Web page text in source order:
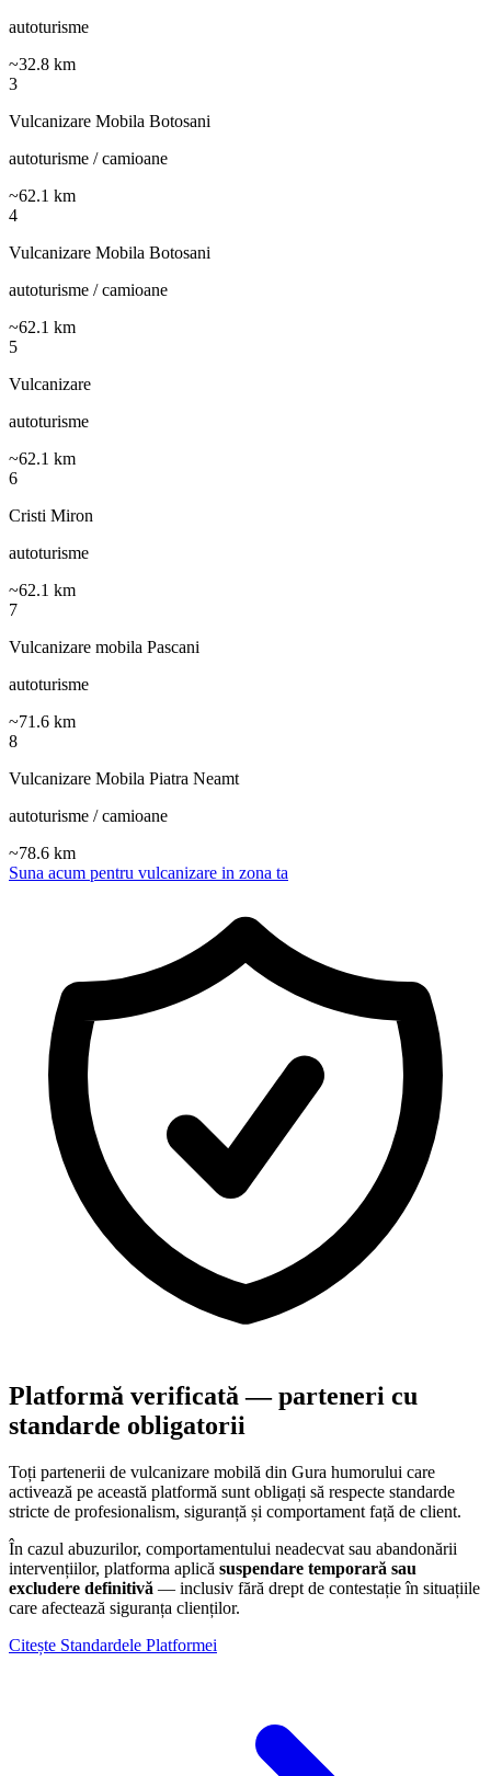
autoturisme
~32.8 km
3
Vulcanizare Mobila Botosani
autoturisme / camioane
~62.1 km
4
Vulcanizare Mobila Botosani
autoturisme / camioane
~62.1 km
5
Vulcanizare
autoturisme
~62.1 km
6
Cristi Miron
autoturisme
~62.1 km
7
Vulcanizare mobila Pascani
autoturisme
~71.6 km
8
Vulcanizare Mobila Piatra Neamt
autoturisme / camioane
~78.6 km
Suna acum pentru vulcanizare in zona ta
Platformă verificată — parteneri cu
standarde obligatorii
Toți partenerii de vulcanizare mobilă din Gura humorului care
activează pe această platformă sunt obligați să respecte standarde
stricte de profesionalism, siguranță și comportament față de client.
În cazul abuzurilor, comportamentului neadecvat sau abandonării
intervențiilor, platforma aplică suspendare temporară sau
excludere definitivă — inclusiv fără drept de contestație în situațiile
care afectează siguranța clienților.
Citește Standardele Platformei